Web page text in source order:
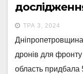
ТРА 3, 2024
Дніпропетровщина
дронів для
область придбала